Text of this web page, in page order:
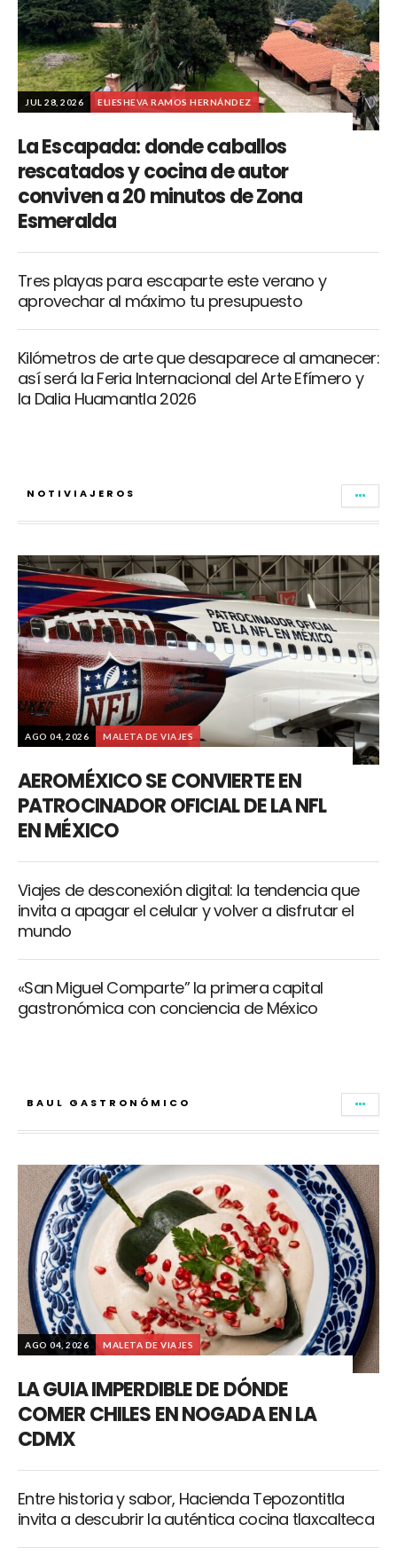
JUL 28, 2026 ELIESHEVA RAMOS HERNÁNDEZ
La Escapada: donde caballos
rescatados y cocina de autor
conviven a 20 minutos de Zona
Esmeralda
Tres playas para escaparte este verano y
aprovechar al máximo tu presupuesto
Kilómetros de arte que desaparece al amanecer:
así será la Feria Internacional del Arte Efímero y
la Dalia Huamantla 2026
NOTIVIAJEROS
AGO 04, 2026 MALETA DE VIAJES
AEROMÉXICO SE CONVIERTE EN
PATROCINADOR OFICIAL DE LA NFL
EN MÉXICO
Viajes de desconexión digital: la tendencia que
invita a apagar el celular y volver a disfrutar el
mundo
«San Miguel Comparte” la primera capital
gastronómica con conciencia de México
BAUL GASTRONÓMICO
AGO 04, 2026 MALETA DE VIAJES
LA GUIA IMPERDIBLE DE DÓNDE
COMER CHILES EN NOGADA EN LA
CDMX
Entre historia y sabor, Hacienda Tepozontitla
invita a descubrir la auténtica cocina tlaxcalteca